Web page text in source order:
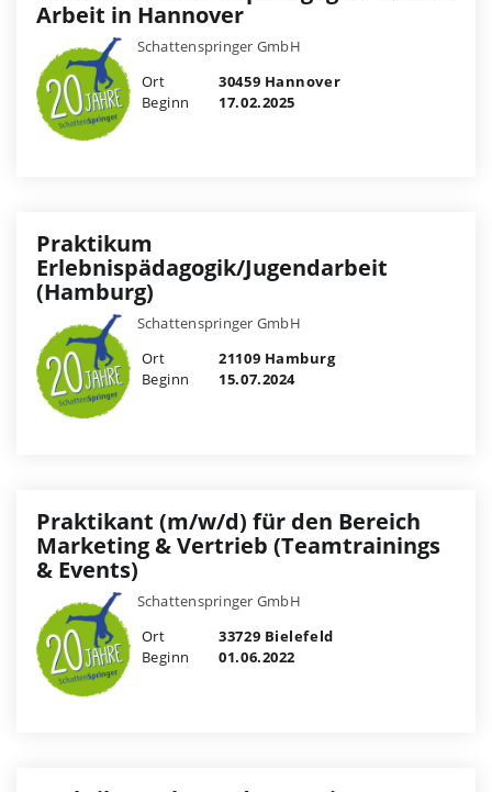
Arbeit in Hannover
Schattenspringer GmbH
Ort
30459 Hannover
Beginn
17.02.2025
Praktikum
Erlebnispädagogik/Jugendarbeit
(Hamburg)
Schattenspringer GmbH
Ort
21109 Hamburg
Beginn
15.07.2024
Praktikant (m/w/d) für den Bereich
Marketing & Vertrieb (Teamtrainings
& Events)
Schattenspringer GmbH
Ort
33729 Bielefeld
Beginn
01.06.2022